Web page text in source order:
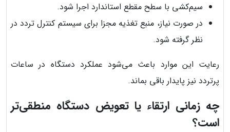
سیم‌کشی با سطح مقطع استاندارد اجرا شود.
در صورت نیاز، منبع تغذیه مجزا برای سیستم کنترل تردد در
نظر گرفته شود.
رعایت این موارد باعث می‌شود عملکرد دستگاه در ساعات
پرتردد نیز پایدار باقی بماند.
چه زمانی ارتقاء یا تعویض دستگاه منطقی‌تر
است؟